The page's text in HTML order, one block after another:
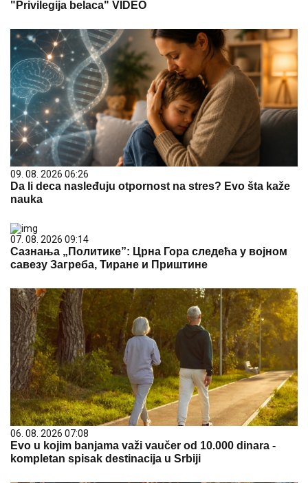
"Privilegija belaca" VIDEO
09. 08. 2026 06:26
Da li deca nasleđuju otpornost na stres? Evo šta kaže
nauka
07. 08. 2026 09:14
Сазнања „Политике”: Црна Гора следећа у војном
савезу Загреба, Тиране и Приштине
06. 08. 2026 07:08
Evo u kojim banjama važi vaučer od 10.000 dinara -
kompletan spisak destinacija u Srbiji